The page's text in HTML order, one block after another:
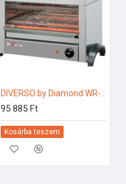
95 885 Ft
Kosárba teszem